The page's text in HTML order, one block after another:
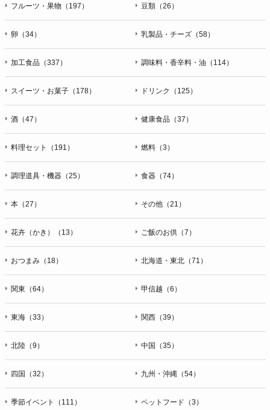
フルーツ・果物（197） 豆類（26）
卵（34） 乳製品・チーズ（58）
加工食品（337） 調味料・香辛料・油（114）
スイーツ・お菓子（178） ドリンク（125）
酒（47） 健康食品（37）
料理セット（191） 燃料（3）
調理道具・機器（25） 食器（74）
本（27） その他（21）
花卉（かき）（13） ご飯のお供（7）
おつまみ（18） 北海道・東北（71）
関東（64） 甲信越（6）
東海（33） 関西（39）
北陸（9） 中国（35）
四国（32） 九州・沖縄（54）
季節イベント（111） ペットフード（3）